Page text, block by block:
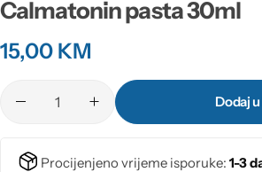
Calmatonin pasta 30ml
15,00 KM
Dodaj
Procijenjeno vrijeme isporuke: 1-3